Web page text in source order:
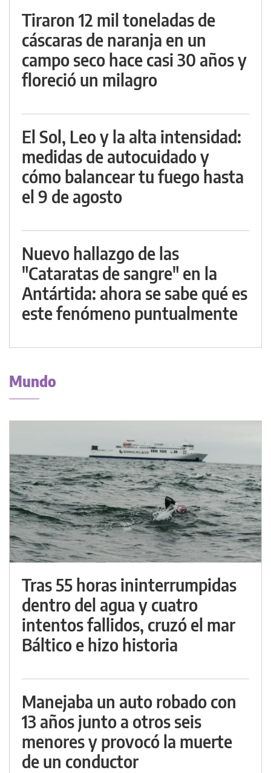
Tiraron 12 mil toneladas de
cáscaras de naranja en un
campo seco hace casi 30 años y
floreció un milagro
El Sol, Leo y la alta intensidad:
medidas de autocuidado y
cómo balancear tu fuego hasta
el 9 de agosto
Nuevo hallazgo de las
"Cataratas de sangre" en la
Antártida: ahora se sabe qué es
este fenómeno puntualmente
Mundo
Tras 55 horas ininterrumpidas
dentro del agua y cuatro
intentos fallidos, cruzó el mar
Báltico e hizo historia
Manejaba un auto robado con
13 años junto a otros seis
menores y provocó la muerte
de un conductor